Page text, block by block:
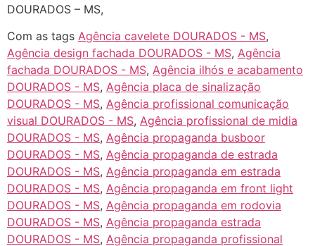
DOURADOS – MS,
Com as tags Agência cavelete DOURADOS - MS,
Agência design fachada DOURADOS - MS, Agência
fachada DOURADOS - MS, Agência ilhós e acabamento
DOURADOS - MS, Agência placa de sinalização
DOURADOS - MS, Agência profissional comunicação
visual DOURADOS - MS, Agência profissional de midia
DOURADOS - MS, Agência propaganda busboor
DOURADOS - MS, Agência propaganda de estrada
DOURADOS - MS, Agência propaganda em estrada
DOURADOS - MS, Agência propaganda em front light
DOURADOS - MS, Agência propaganda em rodovia
DOURADOS - MS, Agência propaganda estrada
DOURADOS - MS, Agência propaganda profissional